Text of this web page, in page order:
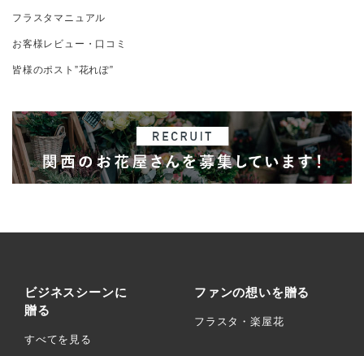
フラスタマニュアル
お客様レビュー・口コミ
皆様のポスト”花れぽ”
ビジネスシーンに
贈る
すべてを見る
ファンの想いを贈る
フラスタ・楽屋花